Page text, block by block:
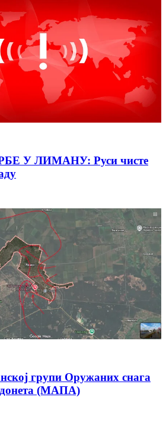
У ЛИМАНУ: Руси чисте
групи Оружаних снага
донета (МАПА)